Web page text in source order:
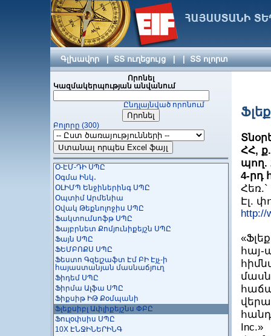
Գլխավոր |ՏՏ ուղեցույց ||ՏՏ ոլորտ
Որոնել
Կազմակերպության անվանում
Ընդլայնված որոնում
Բոլորը (300)
Տեղեկատվական հասարակության
տեխնոլոգիաների կենտրոն
Տեքնոլոջի Տրանսֆեր Ասոցիացիա
Իրավաբանական Անձանց Միություն ՀԿ
Տուրիքսել
ՏՍԿ-ՍՎՅԱԶՍՏՐՈՅԿՈՄ ՍՊԸ
ՏՐԻԱԴԱ ՍՏՈՒԴԻՈ ՍՊԸ
ՐՈՒԹ ԱՅԹԻԷՍՓԻ ՍՊԸ
Փրոջեկտ Ինտեգրեշն ՍՊԸ
Քոնսենթ ՍՊԸ
Քուեսթրեյդ Ինթերնեշնլ Ինկ.,
հայաստանյան մասնաճյուղ
ՔրոսսՆեթ
Օ-ԷՄ-ԴԻ ՍՊԸ
Օգմա Ինկ․
ՕԼԻՄՊ Ենջիներինգ ՍՊԸ
Օպտիմ Արմենիա
Օվակ Թեքնոլոջիս ՍՊԸ
Ֆակտումսոֆթ ՍՊԸ
Ֆայբրնետ Քոմյունիքեյշն ՍՊԸ
Ֆայն ՍՊԸ
ՖԵՄԲՈՔՍ ՍՊԸ
Ֆեստո Գզելշաֆտ Էմ ԲԻ Էյչ-ի
հայաստանյան մասնաճյուղ
Ֆիդեմ ՍՊԸ
Ֆիրմա Ալֆա ՍՊԸ
Ֆիքսիթ ԻԹ Քօմպանի
Ֆլեքսիբլ Ափլիքեյշնս ՓԲԸ
Ֆուլօփսիս ՍՊԸ
10X ԷՆՋԻՆԵՐԻՆԳ
ՀՀ,
պող.
4-րդ
Հեռ.`
Էլ.
http://